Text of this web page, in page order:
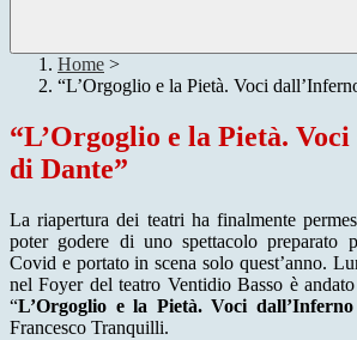
Home >
“L’Orgoglio e la Pietà. Voci
“L’Orgoglio e la Pietà.
di Dante”
La riapertura dei teatri ha finalmente
poter godere di uno spettacolo preparato
Covid e portato in scena solo quest’anno.
nel Foyer del teatro Ventidio Basso è
“L’Orgoglio e la Pietà. Voci
Francesco Tranquilli.